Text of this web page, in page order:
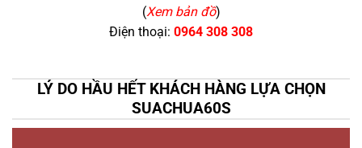
(Xem bản đồ)
Điện thoại: 0964 308 308
LÝ DO HẦU HẾT KHÁCH HÀNG LỰA CHỌN
SUACHUA60S